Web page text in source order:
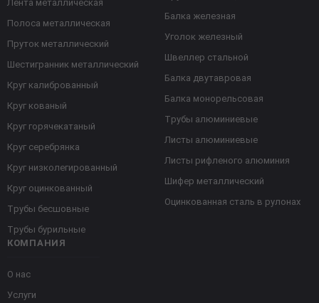
КОМПАНИЯ
О нас
Услуги
Лента металлическая
Полоса металлическая
Пруток металлический
Шестигранник металлический
Круг калиброванный
Круг кованый
Круг горячекатаный
Круг серебрянка
Круг низколегированный
Круг оцинкованный
Трубы бесшовные
Трубы бурильные
Балка железная
Уголок железный
Швеллер стальной
Балка двутавровая
Балка монорельсовая
Трубы алюминиевые
Листы алюминиевые
Листы рифленого алюминия
Шифер металлический
Оцинкованная сталь в рулонах